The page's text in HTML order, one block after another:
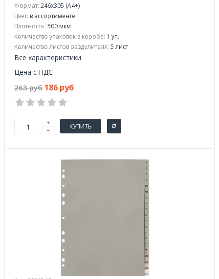
Формат: 246x305 (А4+)
Цвет: в ассортименте
Плотность: 500 мкм
Количество упаковок в коробе: 1 уп.
Количество листов разделителя: 5 лист
Все характеристики
Цена с НДС
263 руб 186 руб
КУПИТЬ